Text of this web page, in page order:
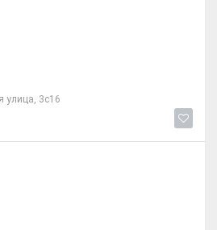
улица, 3с16